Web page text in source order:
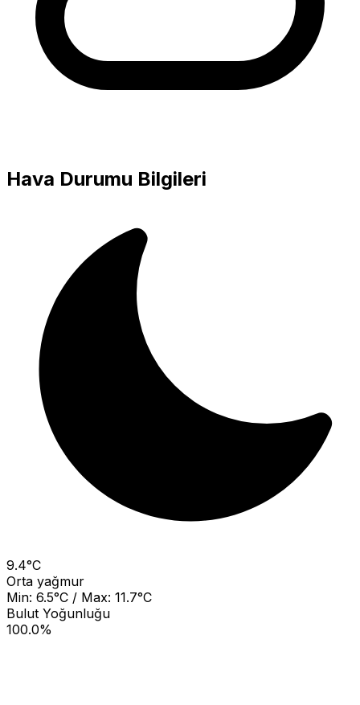
Hava Durumu Bilgileri
9.4°C
Orta yağmur
Min: 6.5°C / Max: 11.7°C
Bulut Yoğunluğu
100.0%